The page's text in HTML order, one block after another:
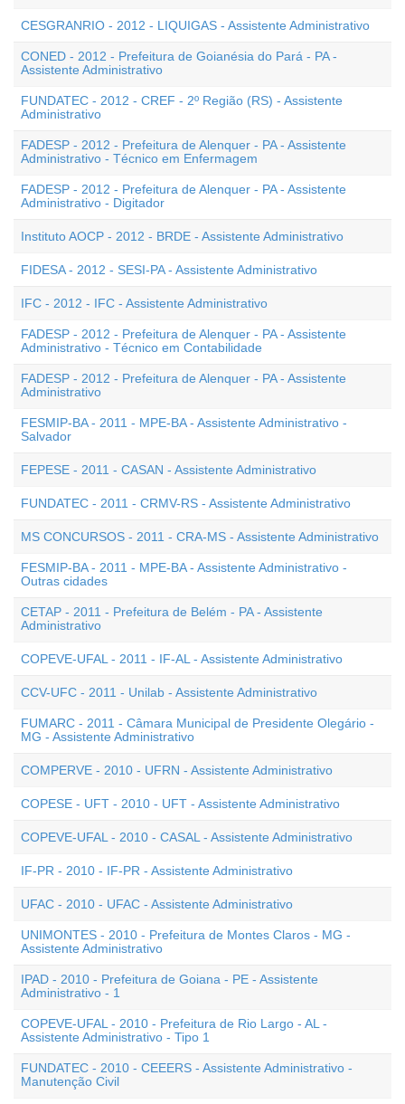
CESGRANRIO - 2012 - LIQUIGAS - Assistente Administrativo
CONED - 2012 - Prefeitura de Goianésia do Pará - PA -
Assistente Administrativo
FUNDATEC - 2012 - CREF - 2º Região (RS) - Assistente
Administrativo
FADESP - 2012 - Prefeitura de Alenquer - PA - Assistente
Administrativo - Técnico em Enfermagem
FADESP - 2012 - Prefeitura de Alenquer - PA - Assistente
Administrativo - Digitador
Instituto AOCP - 2012 - BRDE - Assistente Administrativo
FIDESA - 2012 - SESI-PA - Assistente Administrativo
IFC - 2012 - IFC - Assistente Administrativo
FADESP - 2012 - Prefeitura de Alenquer - PA - Assistente
Administrativo - Técnico em Contabilidade
FADESP - 2012 - Prefeitura de Alenquer - PA - Assistente
Administrativo
FESMIP-BA - 2011 - MPE-BA - Assistente Administrativo -
Salvador
FEPESE - 2011 - CASAN - Assistente Administrativo
FUNDATEC - 2011 - CRMV-RS - Assistente Administrativo
MS CONCURSOS - 2011 - CRA-MS - Assistente Administrativo
FESMIP-BA - 2011 - MPE-BA - Assistente Administrativo -
Outras cidades
CETAP - 2011 - Prefeitura de Belém - PA - Assistente
Administrativo
COPEVE-UFAL - 2011 - IF-AL - Assistente Administrativo
CCV-UFC - 2011 - Unilab - Assistente Administrativo
FUMARC - 2011 - Câmara Municipal de Presidente Olegário -
MG - Assistente Administrativo
COMPERVE - 2010 - UFRN - Assistente Administrativo
COPESE - UFT - 2010 - UFT - Assistente Administrativo
COPEVE-UFAL - 2010 - CASAL - Assistente Administrativo
IF-PR - 2010 - IF-PR - Assistente Administrativo
UFAC - 2010 - UFAC - Assistente Administrativo
UNIMONTES - 2010 - Prefeitura de Montes Claros - MG -
Assistente Administrativo
IPAD - 2010 - Prefeitura de Goiana - PE - Assistente
Administrativo - 1
COPEVE-UFAL - 2010 - Prefeitura de Rio Largo - AL -
Assistente Administrativo - Tipo 1
FUNDATEC - 2010 - CEEERS - Assistente Administrativo -
Manutenção Civil